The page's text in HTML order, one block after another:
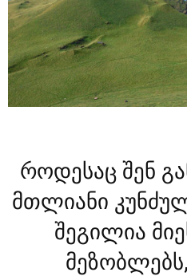
როდესაც შენ
მთლიანი
შეგილია